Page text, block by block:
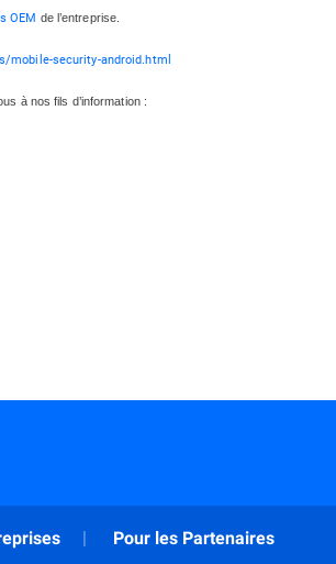
OEM de l’entreprise.
mobile-security-android.html
à nos fils d’information :
Pour les Partenaires